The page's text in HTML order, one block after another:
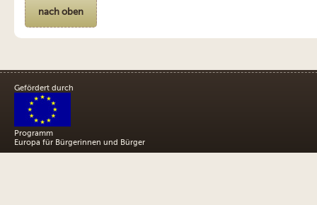
nach oben
Gefördert durch
Programm
Europa für Bürgerinnen und Bürger